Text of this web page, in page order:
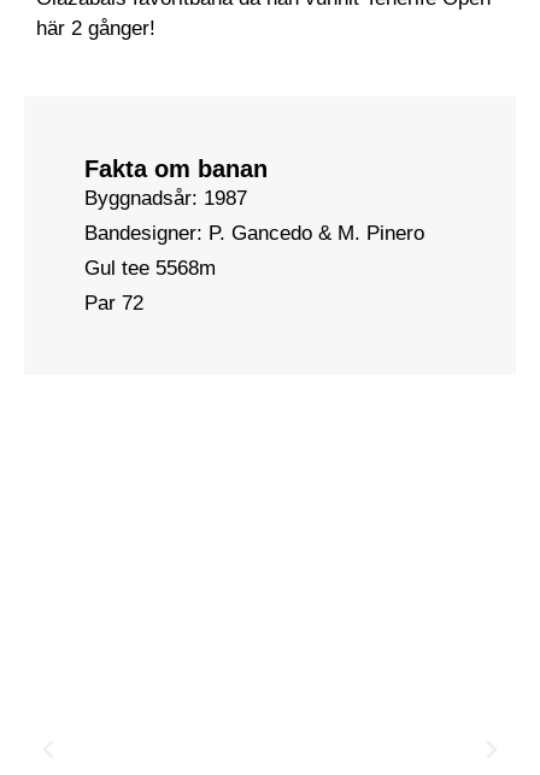
här 2 gånger!
Fakta om banan
Byggnadsår: 1987
Bandesigner: P. Gancedo & M. Pinero
Gul tee 5568m
Par 72